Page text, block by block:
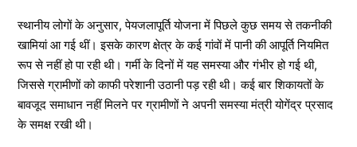
स्थानीय लोगों के अनुसार, पेयजलापूर्ति योजना में पिछले कुछ समय से तकनीकी
खामियां आ गई थीं। इसके कारण क्षेत्र के कई गांवों में पानी की आपूर्ति नियमित
रूप से नहीं हो पा रही थी। गर्मी के दिनों में यह समस्या और गंभीर हो गई थी,
जिससे ग्रामीणों को काफी परेशानी उठानी पड़ रही थी। कई बार शिकायतों के
बावजूद समाधान नहीं मिलने पर ग्रामीणों ने अपनी समस्या मंत्री योगेंद्र प्रसाद
के समक्ष रखी थी।